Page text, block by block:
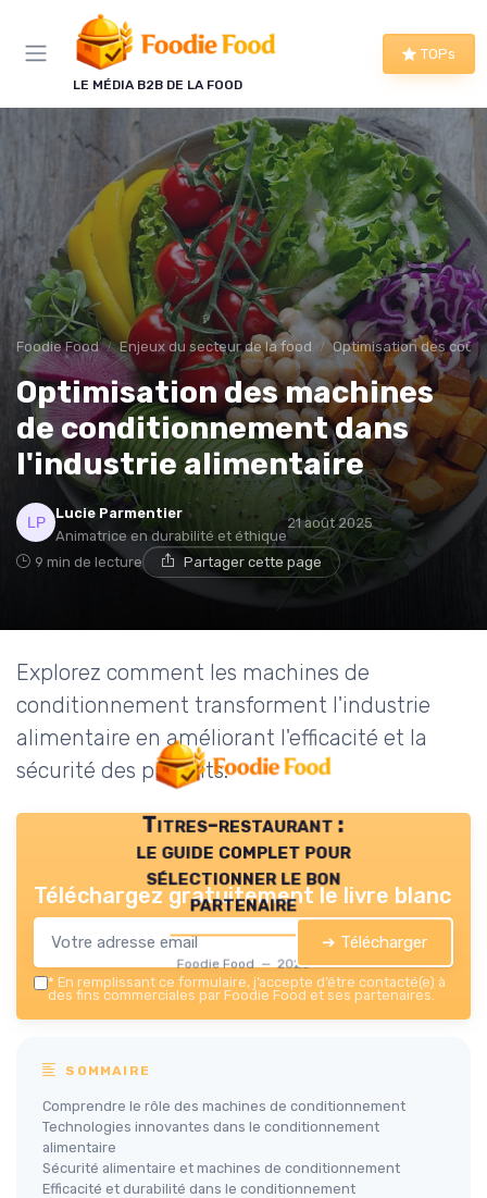
LE MÉDIA B2B DE LA FOOD
TOPs
Foodie Food Enjeux du secteur de la food Optimisation des coûts
Optimisation des machines
de conditionnement dans
l'industrie alimentaire
Lucie Parmentier
Animatrice en durabilité et éthique
21 août 2025
9 min de lecture Partager cette page
Explorez comment les machines de
conditionnement transforment l'industrie
alimentaire en améliorant l'efficacité et la
sécurité des produits.
Titres-restaurant :
le guide complet pour
sélectionner le bon
partenaire
Foodie Food — 2026
Téléchargez gratuitement le livre blanc
➔ Télécharger
* En remplissant ce formulaire, j’accepte d’être contacté(e) à
des fins commerciales par Foodie Food et ses partenaires.
SOMMAIRE
Comprendre le rôle des machines de conditionnement
Technologies innovantes dans le conditionnement
alimentaire
Sécurité alimentaire et machines de conditionnement
Efficacité et durabilité dans le conditionnement
Panneau de gestion des cookies